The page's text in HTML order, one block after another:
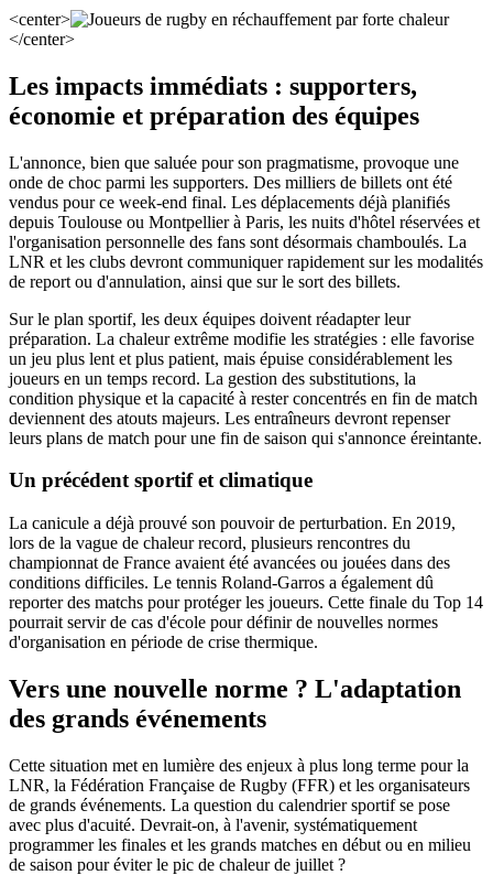
<center>
</center>
Les impacts immédiats : supporters,
économie et préparation des équipes
L'annonce, bien que saluée pour son pragmatisme, provoque une
onde de choc parmi les supporters. Des milliers de billets ont été
vendus pour ce week-end final. Les déplacements déjà planifiés
depuis Toulouse ou Montpellier à Paris, les nuits d'hôtel réservées et
l'organisation personnelle des fans sont désormais chamboulés. La
LNR et les clubs devront communiquer rapidement sur les modalités
de report ou d'annulation, ainsi que sur le sort des billets.
Sur le plan sportif, les deux équipes doivent réadapter leur
préparation. La chaleur extrême modifie les stratégies : elle favorise
un jeu plus lent et plus patient, mais épuise considérablement les
joueurs en un temps record. La gestion des substitutions, la
condition physique et la capacité à rester concentrés en fin de match
deviennent des atouts majeurs. Les entraîneurs devront repenser
leurs plans de match pour une fin de saison qui s'annonce éreintante.
Un précédent sportif et climatique
La canicule a déjà prouvé son pouvoir de perturbation. En 2019,
lors de la vague de chaleur record, plusieurs rencontres du
championnat de France avaient été avancées ou jouées dans des
conditions difficiles. Le tennis Roland-Garros a également dû
reporter des matchs pour protéger les joueurs. Cette finale du Top 14
pourrait servir de cas d'école pour définir de nouvelles normes
d'organisation en période de crise thermique.
Vers une nouvelle norme ? L'adaptation
des grands événements
Cette situation met en lumière des enjeux à plus long terme pour la
LNR, la Fédération Française de Rugby (FFR) et les organisateurs
de grands événements. La question du calendrier sportif se pose
avec plus d'acuité. Devrait-on, à l'avenir, systématiquement
programmer les finales et les grands matches en début ou en milieu
de saison pour éviter le pic de chaleur de juillet ?